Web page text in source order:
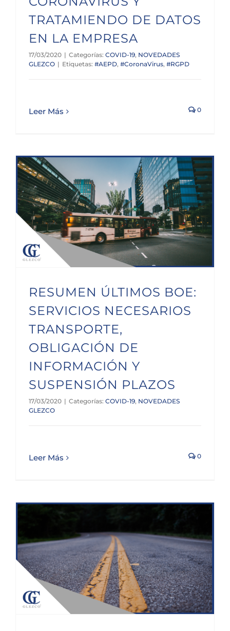
TRATAMIENDO DE DATOS
EN LA EMPRESA
17/03/2020 | Categorías: COVID-19, NOVEDADES
GLEZCO | Etiquetas: #AEPD, #CoronaVirus, #RGPD
Leer Más 0
RESUMEN ÚLTIMOS BOE:
SERVICIOS NECESARIOS
TRANSPORTE,
OBLIGACIÓN DE
INFORMACIÓN Y
SUSPENSIÓN PLAZOS
17/03/2020 | Categorías: COVID-19, NOVEDADES
GLEZCO
Leer Más 0